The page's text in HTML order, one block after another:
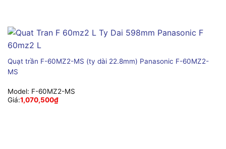
Quạt trần F-60MZ2-MS (ty dài 22.8mm) Panasonic F-60MZ2-
MS
Model: F-60MZ2-MS
Giá:1,070,500₫